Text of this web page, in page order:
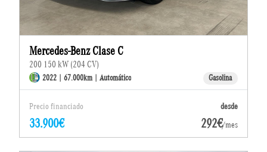
Mercedes-Benz Clase C
200 150 kW (204 CV)
2022 | 67.000km | Automático Gasolina
Precio financiado desde
33.900€ 292€/mes